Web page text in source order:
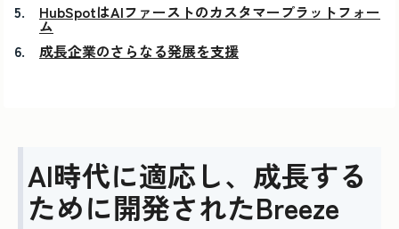
HubSpotはAIファーストのカスタマープラットフォー
ム
成長企業のさらなる発展を支援
AI時代に適応し、成長する
ために開発されたBreeze